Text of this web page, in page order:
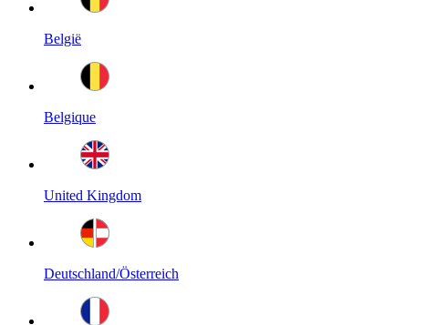
België
Belgique
United Kingdom
Deutschland/Österreich